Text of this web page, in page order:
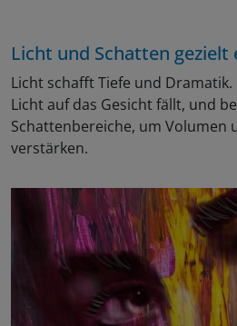
Licht und Schatten gezielt
Licht schafft Tiefe und Dramatik.
Licht auf das Gesicht fällt, und
Schattenbereiche, um Volumen
verstärken.